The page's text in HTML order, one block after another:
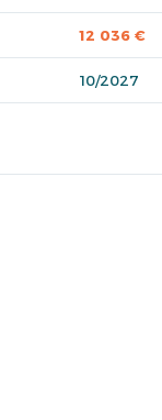
12 036 €
10/2027